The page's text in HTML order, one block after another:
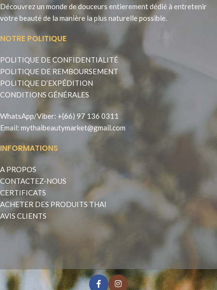
Découvrez un monde de douceurs entierement dédié à entretenir
votre beauté de la manière la plus naturelle possible.
NOTRE POLITIQUE
POLITIQUE DE CONFIDENTIALITÉ
POLITIQUE DE REMBOURSEMENT
POLITIQUE D’EXPÉDITION
CONDITIONS GÉNÉRALES
WhatsApp/Viber: +(66) 97 136 0311
Email: mythaibeautymarket@gmail.com
INFORMATIONS
A PROPOS
CONTACTEZ-NOUS
CERTIFICATS
ACHETER DES PRODUITS THAI
AVIS CLIENTS